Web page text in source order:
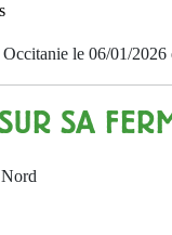
le 06/01/2026
SA